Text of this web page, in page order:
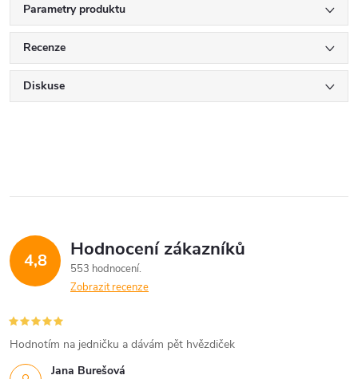
Parametry produktu
Recenze
Diskuse
4,8 Hodnocení zákazníků
553 hodnocení
Zobrazit recenze
Jana Burešová
Hodnotím na jedničku a dávám pět hvězdiček